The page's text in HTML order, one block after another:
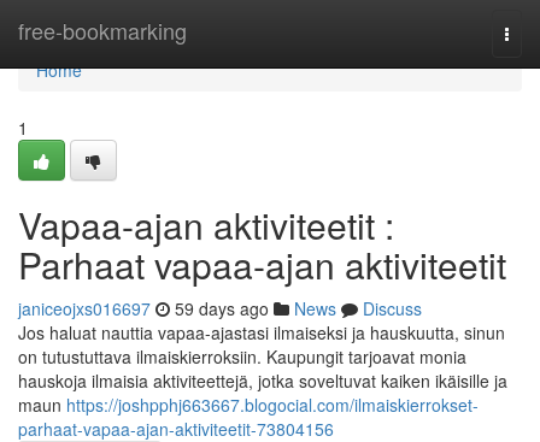
free-bookmarking
Home
Home
1
Vapaa-ajan aktiviteetit :
Parhaat vapaa-ajan aktiviteetit
janiceojxs016697 59 days ago News
Discuss
Jos haluat nauttia vapaa-ajastasi ilmaiseksi ja hauskuutta, sinun
on tutustuttava ilmaiskierroksiin. Kaupungit tarjoavat monia
hauskoja ilmaisia aktiviteettejä, jotka soveltuvat kaiken ikäisille ja
maun https://joshpphj663667.blogocial.com/ilmaiskierrokset-
parhaat-vapaa-ajan-aktiviteetit-73804156